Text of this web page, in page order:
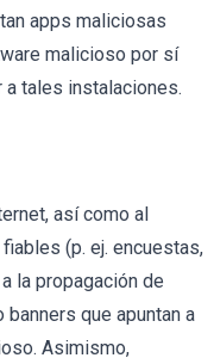
apps maliciosas
malicioso por sí
tales instalaciones.
así como al
(p. ej. encuestas,
la propagación de
que apuntan a
Asimismo,